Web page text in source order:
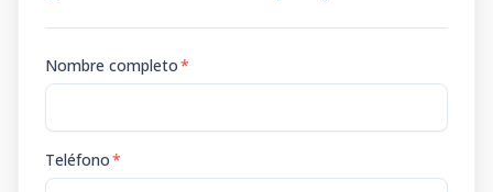
Nombre completo*
Teléfono*